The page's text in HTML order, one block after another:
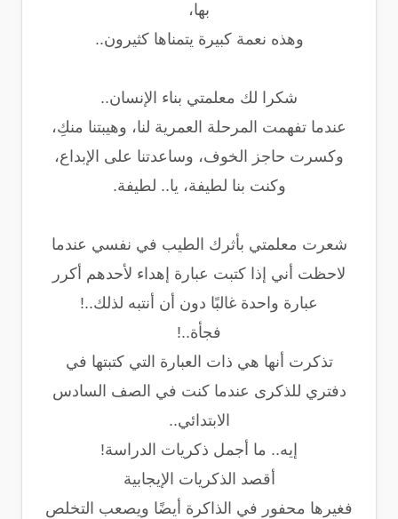
بها،
وهذه نعمة كبيرة يتمناها كثيرون..
شكرا لك معلمتي بناء الإنسان..
عندما تفهمت المرحلة العمرية لنا، وهيبتنا منكِ،
وكسرت حاجز الخوف، وساعدتنا على الإبداع،
وكنت بنا لطيفة، يا.. لطيفة.
شعرت معلمتي بأثرك الطيب في نفسي عندما
لاحظت أني إذا كتبت عبارة إهداء لأحدهم أكرر
عبارة واحدة غالبًا دون أن أنتبه لذلك..!
فجأة..!
تذكرت أنها هي ذات العبارة التي كتبتها في
دفتري للذكرى عندما كنت في الصف السادس
الابتدائي..
إيه.. ما أجمل ذكريات الدراسة!
أقصد الذكريات الإيجابية
فغيرها محفور في الذاكرة أيضًا ويصعب التخلص